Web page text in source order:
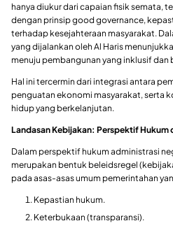
hanya diukur dari capaian fisik semata,
dengan prinsip good governance,
terhadap kesejahteraan masyarakat.
yang dijalankan oleh Al Haris
menuju pembangunan yang inklusif dan
Hal ini tercermin dari integrasi antara
penguatan ekonomi masyarakat, serta
hidup yang berkelanjutan.
Landasan Kebijakan: Perspektif Hukum
Dalam perspektif hukum administrasi
merupakan bentuk beleidsregel
pada asas-asas umum pemerintahan
Kepastian hukum.
Keterbukaan (transparansi).